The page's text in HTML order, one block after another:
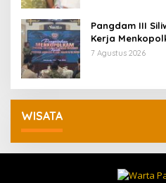
Pangdam III
Kerja
Pemerintah
7 Agustus 2026
WISATA